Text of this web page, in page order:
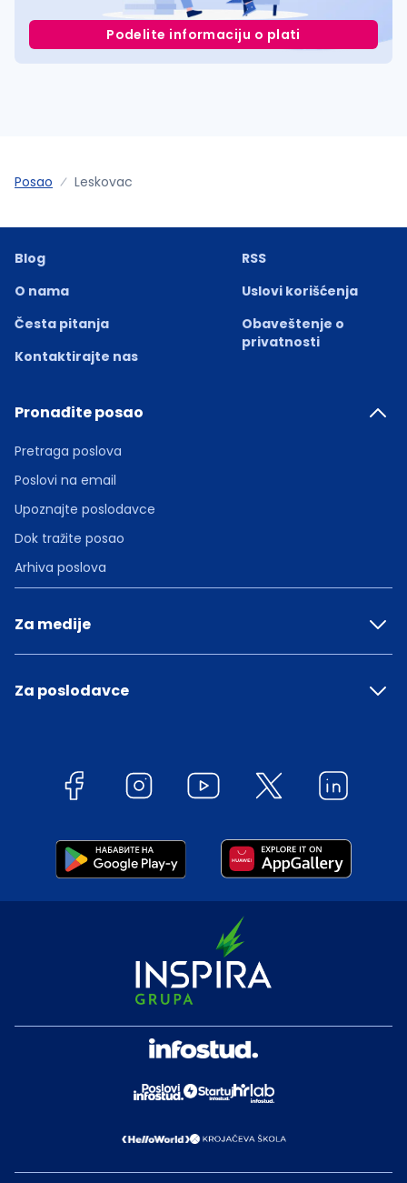
Podelite informaciju o plati
Posao Leskovac
Blog
O nama
Česta pitanja
Kontaktirajte nas
RSS
Uslovi korišćenja
Obaveštenje o
privatnosti
Pronađite posao
Pretraga poslova
Poslovi na email
Upoznajte poslodavce
Dok tražite posao
Arhiva poslova
Za medije
Za poslodavce